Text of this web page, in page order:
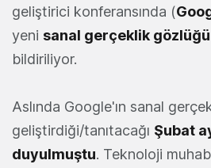
geliştirici konferansında (
yeni sanal gerçeklik
bildiriliyor.
Aslında Google'ın sanal
geliştirdiği/tanıtacağı Şubat
duyulmuştu. Teknoloji